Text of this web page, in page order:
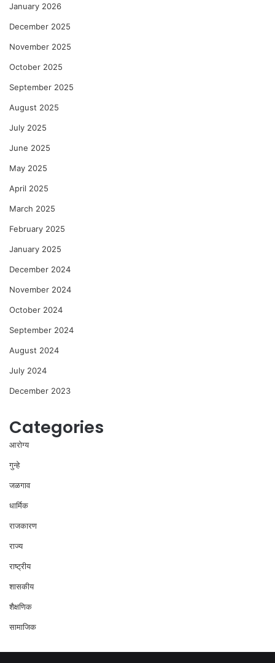
January 2026
December 2025
November 2025
October 2025
September 2025
August 2025
July 2025
June 2025
May 2025
April 2025
March 2025
February 2025
January 2025
December 2024
November 2024
October 2024
September 2024
August 2024
July 2024
December 2023
Categories
आरोग्य
गुन्हे
जळगाव
धार्मिक
राजकारण
राज्य
राष्ट्रीय
शासकीय
शैक्षणिक
सामाजिक